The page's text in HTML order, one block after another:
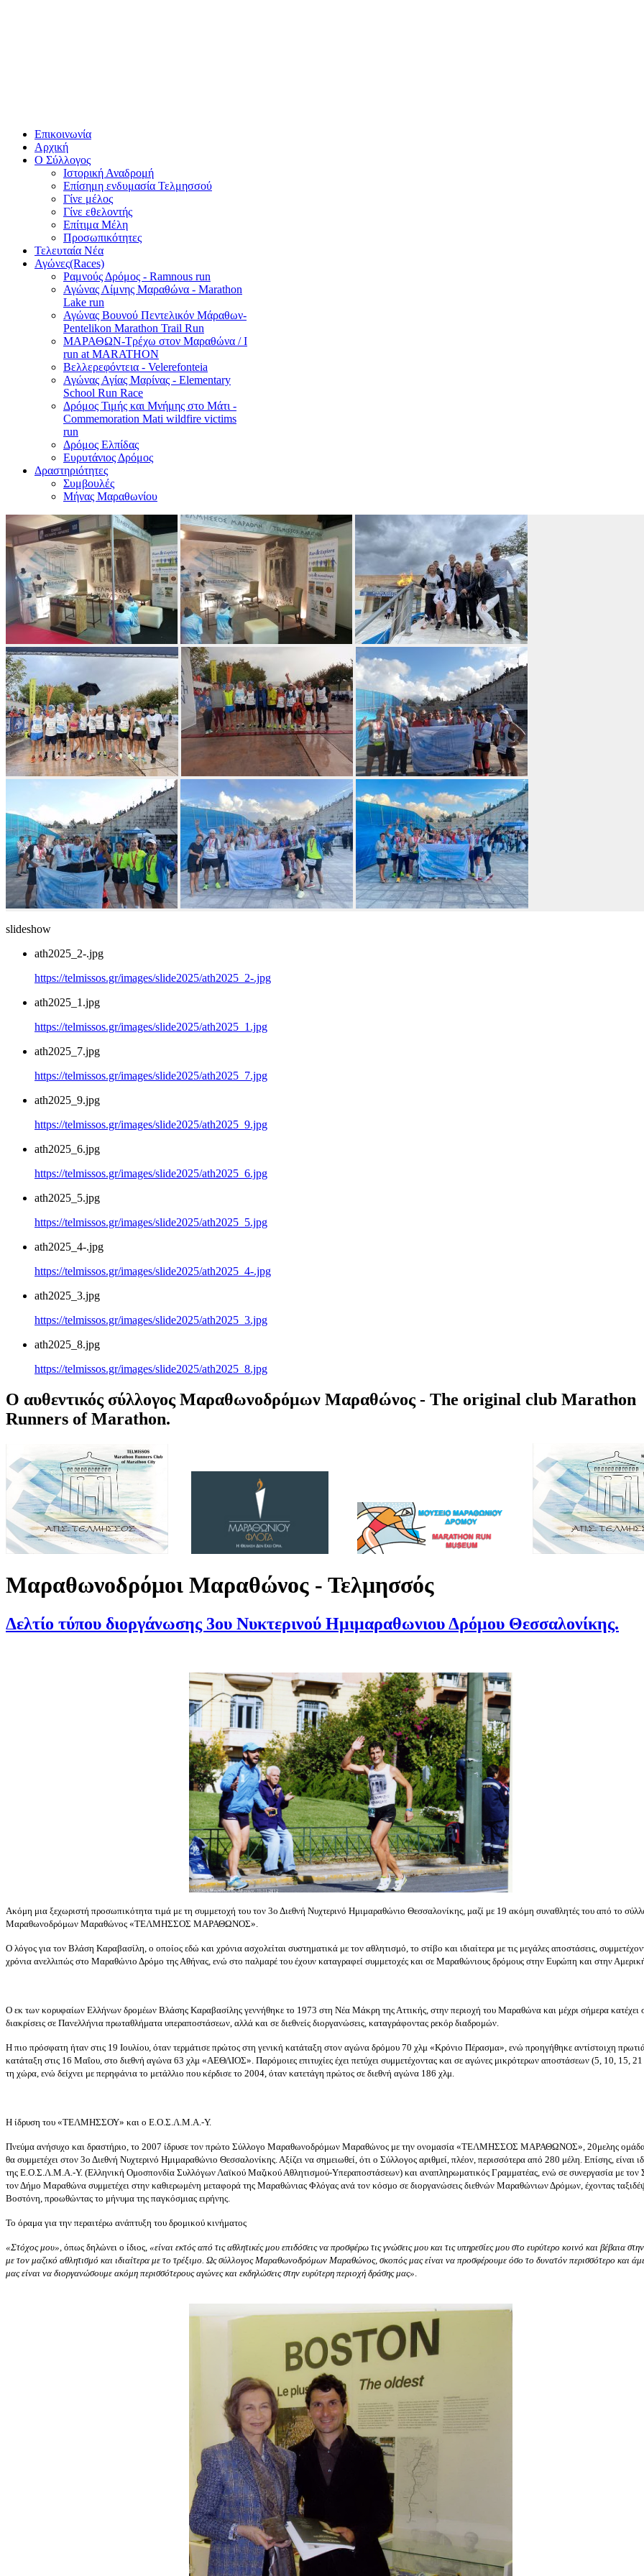
Επικοινωνία
Αρχική
Ο Σύλλογος
Ιστορική Αναδρομή
Επίσημη ενδυμασία Τελμησσού
Γίνε μέλος
Γίνε εθελοντής
Επίτιμα Μέλη
Προσωπικότητες
Τελευταία Νέα
Αγώνες(Races)
Ραμνούς Δρόμος - Ramnous run
Αγώνας Λίμνης Μαραθώνα - Marathon
Lake run
Αγώνας Βουνού Πεντελικόν Μάραθων-
Pentelikon Marathon Trail Run
ΜΑΡΑΘΩΝ-Τρέχω στον Μαραθώνα / I
run at MARATHON
Βελλερεφόντεια - Velerefonteia
Αγώνας Αγίας Μαρίνας - Elementary
School Run Race
Δρόμος Τιμής και Μνήμης στο Μάτι -
Commemoration Mati wildfire victims
run
Δρόμος Ελπίδας
Ευρυτάνιος Δρόμος
Δραστηριότητες
Συμβουλές
Μήνας Μαραθωνίου
slideshow
ath2025_2-.jpg
https://telmissos.gr/images/slide2025/ath2025_2-.jpg
ath2025_1.jpg
https://telmissos.gr/images/slide2025/ath2025_1.jpg
ath2025_7.jpg
https://telmissos.gr/images/slide2025/ath2025_7.jpg
ath2025_9.jpg
https://telmissos.gr/images/slide2025/ath2025_9.jpg
ath2025_6.jpg
https://telmissos.gr/images/slide2025/ath2025_6.jpg
ath2025_5.jpg
https://telmissos.gr/images/slide2025/ath2025_5.jpg
ath2025_4-.jpg
https://telmissos.gr/images/slide2025/ath2025_4-.jpg
ath2025_3.jpg
https://telmissos.gr/images/slide2025/ath2025_3.jpg
ath2025_8.jpg
https://telmissos.gr/images/slide2025/ath2025_8.jpg
Ο αυθεντικός σύλλογος Μαραθωνοδρόμων Μαραθώνος - The original club Marathon
Runners of Marathon.
Μαραθωνοδρόμοι Μαραθώνος - Τελμησσός
Δελτίο τύπου διοργάνωσης 3ου Νυκτερινού Ημιμαραθωνιου Δρόμου Θεσσαλονίκης.
Ακόμη μια ξεχωριστή προσωπικότητα τιμά με τη συμμετοχή του τον 3ο Διεθνή Νυχτερινό Ημιμαραθώνιο Θεσσαλονίκης, μαζί με 19 ακόμη συναθλητές του από το
Μαραθωνοδρόμων Μαραθώνος «ΤΕΛΜΗΣΣΟΣ ΜΑΡΑΘΩΝΟΣ».
O λόγος για τον Βλάση Καραβασίλη, ο οποίος εδώ και χρόνια ασχολείται συστηματικά με τον αθλητισμό, το στίβο και ιδιαίτερα με τις μεγάλες αποστάσεις,
χρόνια ανελλιπώς στο Μαραθώνιο Δρόμο της Αθήνας, ενώ στο παλμαρέ του έχουν καταγραφεί συμμετοχές και σε Μαραθώνιους δρόμους στην Ευρώπη και στην
Ο εκ των κορυφαίων Ελλήνων δρομέων Βλάσης Καραβασίλης γεννήθηκε το 1973 στη Νέα Μάκρη της Αττικής, στην περιοχή του Μαραθώνα και μέχρι σήμερα κατέχει
διακρίσεις σε Πανελλήνια πρωταθλήματα υπεραποστάσεων, αλλά και σε διεθνείς διοργανώσεις, καταγράφοντας ρεκόρ διαδρομών.
Η πιο πρόσφατη ήταν στις 19 Ιουλίου, όταν τερμάτισε πρώτος στη γενική κατάταξη στον αγώνα δρόμου 70 χλμ «Κρόνιο Πέρασμα», ενώ προηγήθηκε αντίστοιχη
κατάταξη στις 16 Μαΐου, στο διεθνή αγώνα 63 χλμ «ΑΕΘΛΙΟΣ». Παρόμοιες επιτυχίες έχει πετύχει συμμετέχοντας και σε αγώνες μικρότερων αποστάσεων (5, 10, 15,
τη χώρα, ενώ δείχνει με περηφάνια το μετάλλιο που κέρδισε το 2004, όταν κατετάγη πρώτος σε διεθνή αγώνα 186 χλμ.
Η ίδρυση του «ΤΕΛΜΗΣΣΟΥ» και ο Ε.Ο.Σ.Λ.Μ.Α.-Υ.
Πνεύμα ανήσυχο και δραστήριο, το 2007 ίδρυσε τον πρώτο Σύλλογο Μαραθωνοδρόμων Μαραθώνος με την ονομασία «ΤΕΛΜΗΣΣΟΣ ΜΑΡΑΘΩΝΟΣ», 20μελης ομάδα
θα συμμετέχει στον 3ο Διεθνή Νυχτερινό Ημιμαραθώνιο Θεσσαλονίκης. Αξίζει να σημειωθεί, ότι ο Σύλλογος αριθμεί, πλέον, περισσότερα από 280 μέλη. Επίσης, είναι
της Ε.Ο.Σ.Λ.Μ.Α.-Υ. (Ελληνική Ομοσπονδία Συλλόγων Λαϊκού Μαζικού Αθλητισμού-Υπεραποστάσεων) και αναπληρωματικός Γραμματέας, ενώ σε συνεργασία με
τον Δήμο Μαραθώνα συμμετέχει στην καθιερωμένη μεταφορά της Μαραθώνιας Φλόγας ανά τον κόσμο σε διοργανώσεις διεθνών Μαραθώνιων Δρόμων, έχοντας
Βοστόνη, προωθώντας το μήνυμα της παγκόσμιας ειρήνης.
Το όραμα για την περαιτέρω ανάπτυξη του δρομικού κινήματος
«Στόχος μου» , όπως δηλώνει ο ίδιος, «είναι εκτός από τις αθλητικές μου επιδόσεις να προσφέρω τις γνώσεις μου και τις υπηρεσίες μου στο ευρύτερο κοινό και βέβαια
με τον μαζικό αθλητισμό και ιδιαίτερα με το τρέξιμο. Ως σύλλογος Μαραθωνοδρόμων Μαραθώνος, σκοπός μας είναι να προσφέρουμε όσο το δυνατόν περισσότερο και
μας είναι να διοργανώσουμε ακόμη περισσότερους αγώνες και εκδηλώσεις στην ευρύτερη περιοχή δράσης μας»